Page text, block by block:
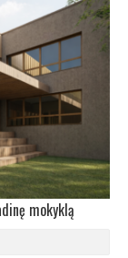
mokyklą